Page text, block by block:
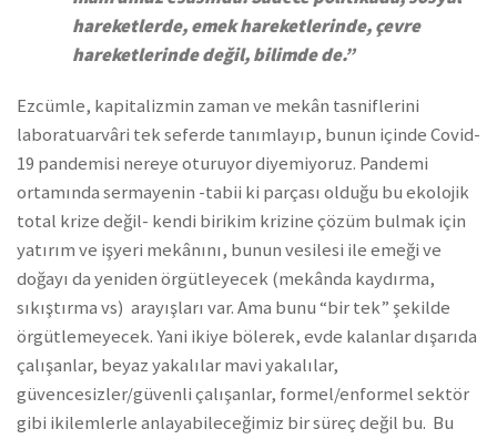
hareketlerde, emek hareketlerinde, çevre
hareketlerinde değil, bilimde de.”
Ezcümle, kapitalizmin zaman ve mekân tasniflerini
laboratuarvâri tek seferde tanımlayıp, bunun içinde Covid-
19 pandemisi nereye oturuyor diyemiyoruz. Pandemi
ortamında sermayenin -tabii ki parçası olduğu bu ekolojik
total krize değil- kendi birikim krizine çözüm bulmak için
yatırım ve işyeri mekânını, bunun vesilesi ile emeği ve
doğayı da yeniden örgütleyecek (mekânda kaydırma,
sıkıştırma vs) arayışları var. Ama bunu “bir tek” şekilde
örgütlemeyecek. Yani ikiye bölerek, evde kalanlar dışarıda
çalışanlar, beyaz yakalılar mavi yakalılar,
güvencesizler/güvenli çalışanlar, formel/enformel sektör
gibi ikilemlerle anlayabileceğimiz bir süreç değil bu. Bu